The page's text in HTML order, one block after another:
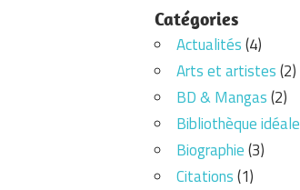
Catégories
Actualités(4)
Arts et artistes(2)
BD & Mangas(2)
Bibliothèque idéale
Biographie(3)
Citations(1)